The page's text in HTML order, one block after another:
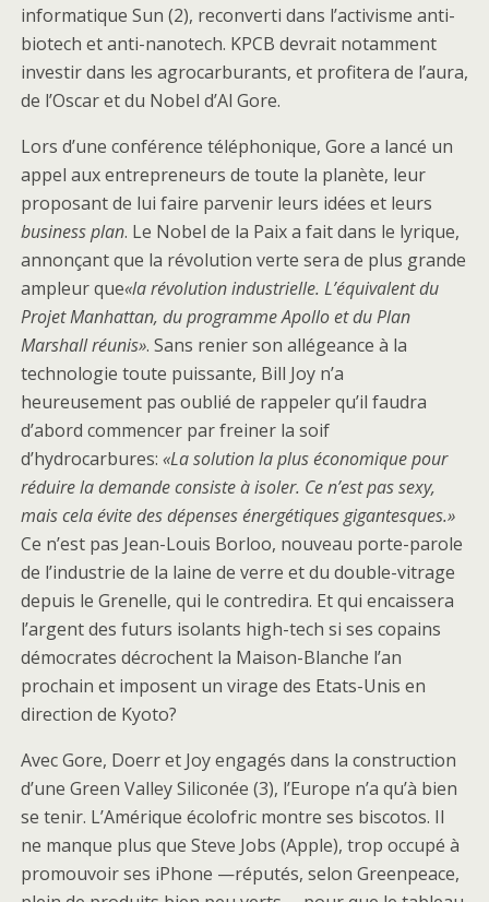
informatique Sun (2), reconverti dans l’activisme anti-
biotech et anti-nanotech. KPCB devrait notamment
investir dans les agrocarburants, et profitera de l’aura,
de l’Oscar et du Nobel d’Al Gore.
Lors d’une conférence téléphonique, Gore a lancé un
appel aux entrepreneurs de toute la planète, leur
proposant de lui faire parvenir leurs idées et leurs
business plan. Le Nobel de la Paix a fait dans le lyrique,
annonçant que la révolution verte sera de plus grande
ampleur que«la révolution industrielle. L’équivalent du
Projet Manhattan, du programme Apollo et du Plan
Marshall réunis». Sans renier son allégeance à la
technologie toute puissante, Bill Joy n’a
heureusement pas oublié de rappeler qu’il faudra
d’abord commencer par freiner la soif
d’hydrocarbures: «La solution la plus économique pour
réduire la demande consiste à isoler. Ce n’est pas sexy,
mais cela évite des dépenses énergétiques gigantesques.»
Ce n’est pas Jean-Louis Borloo, nouveau porte-parole
de l’industrie de la laine de verre et du double-vitrage
depuis le Grenelle, qui le contredira. Et qui encaissera
l’argent des futurs isolants high-tech si ses copains
démocrates décrochent la Maison-Blanche l’an
prochain et imposent un virage des Etats-Unis en
direction de Kyoto?
Avec Gore, Doerr et Joy engagés dans la construction
d’une Green Valley Siliconée (3), l’Europe n’a qu’à bien
se tenir. L’Amérique écolofric montre ses biscotos. Il
ne manque plus que Steve Jobs (Apple), trop occupé à
promouvoir ses iPhone —réputés, selon Greenpeace,